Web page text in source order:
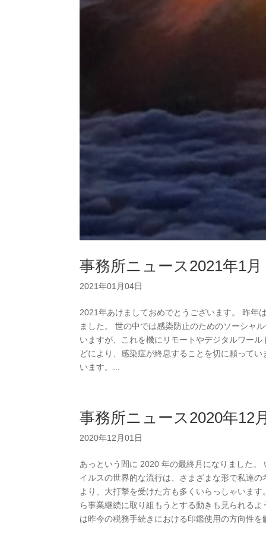
事務所ニュース2021年1月
2021年01月04日
2021年あけましておめでとうございます。 昨年
ました。 世の中では感染防止のためのソーシャ
いますが、これを機にリモートやデジタルワー
どにより、感染症が終息することを切に願って
います。...
事務所ニュース2020年12
2020年12月01日
あっという間に 2020 年の最終月になりました
イルスの世界的な流行は、さまざまな形で私達
より、大打撃を受けた方も多くいらっしゃいま
ら事業継続に取り組もうとする動きも見られる
は昨今の税務手続きにおける印鑑使用の方向性